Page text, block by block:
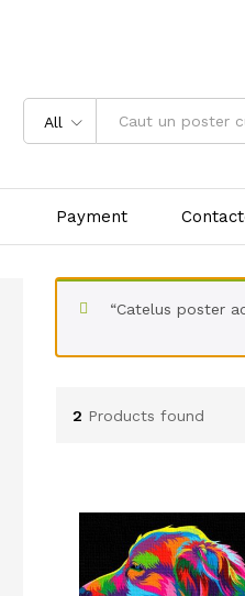
All
Payment
“Catelus poster
2 Products found